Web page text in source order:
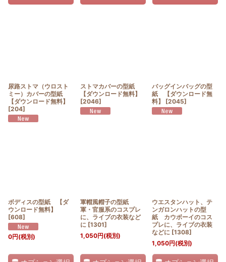
尿路ストマ（ウロスト
ミー）カバーの型紙
【ダウンロード無料】
[204]
ストマカバーの型紙
【ダウンロード無料】
[2046]
バッグインバッグの型
紙 【ダウンロード無
料】
[2045]
ボディスの型紙 【ダ
ウンロード無料】
[608]
0円(税別)
軍帽風帽子の型紙
軍・官服系のコスプレ
に、ライブの衣装など
に [1301]
1,050円(税別)
ウエスタンハット、テ
ンガロンハットの型
紙 カウボーイのコス
プレに、ライブの衣装
などに [1308]
1,050円(税別)